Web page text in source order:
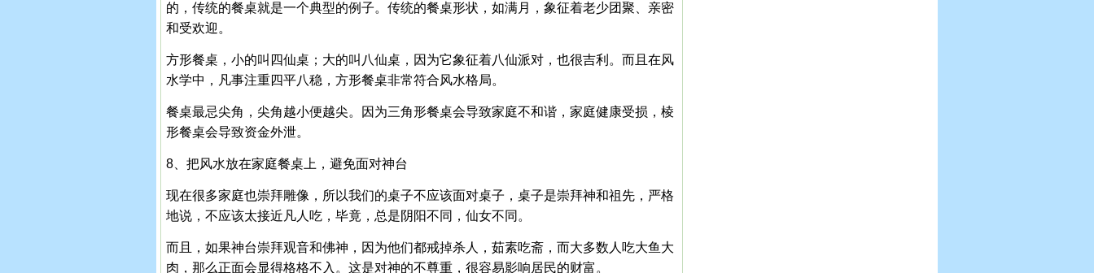
的，传统的餐桌就是一个典型的例子。传统的餐桌形状，如满月，象征着老少团聚、亲密
和受欢迎。
方形餐桌，小的叫四仙桌；大的叫八仙桌，因为它象征着八仙派对，也很吉利。而且在风
水学中，凡事注重四平八稳，方形餐桌非常符合风水格局。
餐桌最忌尖角，尖角越小便越尖。因为三角形餐桌会导致家庭不和谐，家庭健康受损，棱
形餐桌会导致资金外泄。
8、把风水放在家庭餐桌上，避免面对神台
现在很多家庭也崇拜雕像，所以我们的桌子不应该面对桌子，桌子是崇拜神和祖先，严格
地说，不应该太接近凡人吃，毕竟，总是阴阳不同，仙女不同。
而且，如果神台崇拜观音和佛神，因为他们都戒掉杀人，茹素吃斋，而大多数人吃大鱼大
肉，那么正面会显得格格不入。这是对神的不尊重，很容易影响居民的财富。